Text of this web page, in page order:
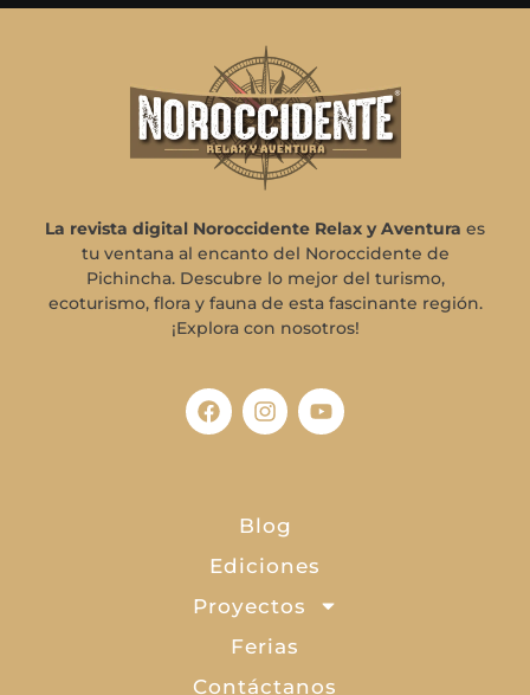
La revista digital Noroccidente Relax y Aventura es
tu ventana al encanto del Noroccidente de
Pichincha. Descubre lo mejor del turismo,
ecoturismo, flora y fauna de esta fascinante región.
¡Explora con nosotros!
Blog
Ediciones
Proyectos
Ferias
Contáctanos